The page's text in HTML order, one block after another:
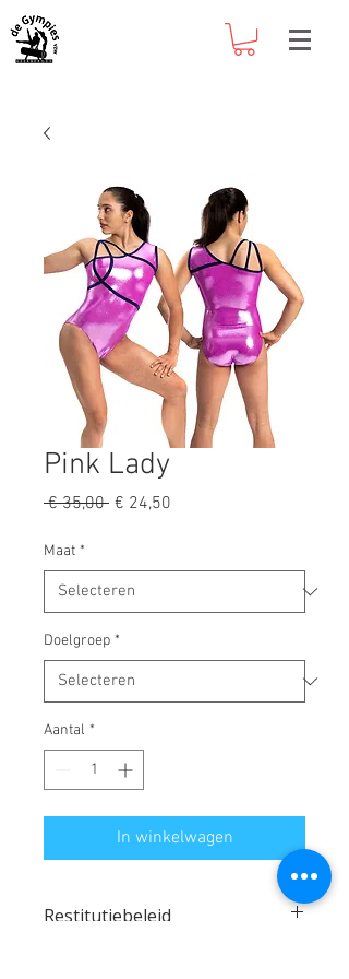
Pink Lady
€ 35,00 Normale
€ 24,50
Maat *
Doelgroep *
Aantal *
In winkelwagen
Restitutiebeleid